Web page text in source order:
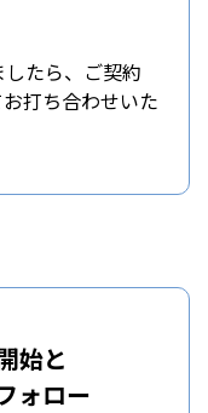
たら、ご契約
打ち合わせいた
始と
ォロー